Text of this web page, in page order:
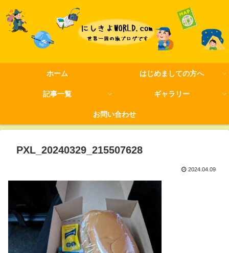
ホーム はじめましての方へ
記事一覧 ギャラリー
お問い合わせ
PXL_20240329_215507628
2024.04.09